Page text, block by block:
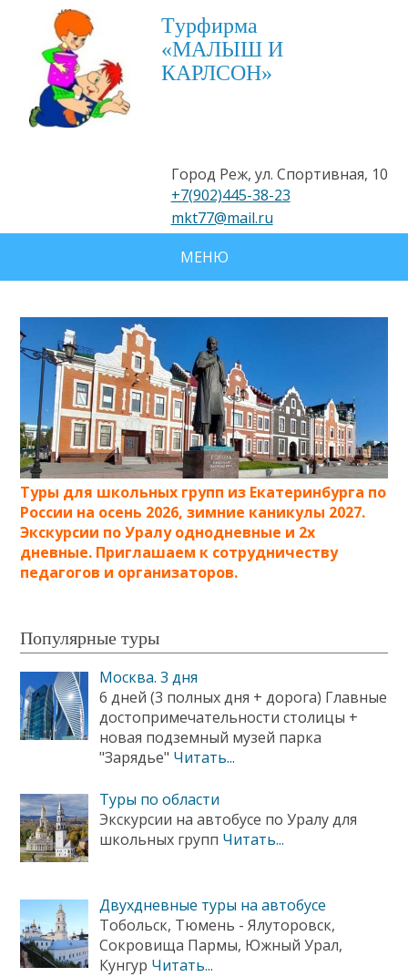
Tурфирма
«МАЛЫШ И
КАРЛСОН»
Город Реж, ул. Спортивная, 10
+7(902)445-38-23
mkt77@mail.ru
МЕНЮ
Туры для школьных групп из Екатеринбурга по
России на осень 2026, зимние каникулы 2027.
Экскурсии по Уралу однодневные и 2х
дневные. Приглашаем к сотрудничеству
педагогов и организаторов.
Популярные туры
Москва. 3 дня
6 дней (3 полных дня + дорога) Главные
достопримечательности столицы +
новая подземный музей парка
"Зарядье" Читать...
Туры по области
Экскурсии на автобусе по Уралу для
школьных групп Читать...
Двухдневные туры на автобусе
Тобольск, Тюмень - Ялуторовск,
Сокровища Пармы, Южный Урал,
Кунгур Читать...